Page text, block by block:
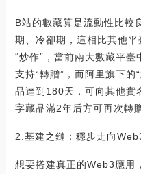
B站的數藏算是流動性比較
期、冷卻期，這相比其他
“炒作”，當前兩大數藏平臺
支持“轉贈”，而阿里旗下的
品達到180天，可向其他實
字藏品滿2年后方可再次轉
2.基建之鏈：穩步走向
想要搭建真正的Web3應用